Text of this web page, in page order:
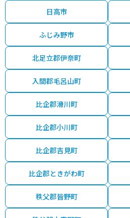
日高市
ふじみ野市
北足立郡伊奈町
入間郡毛呂山町
比企郡滑川町
比企郡小川町
比企郡吉見町
比企郡ときがわ町
秩父郡皆野町